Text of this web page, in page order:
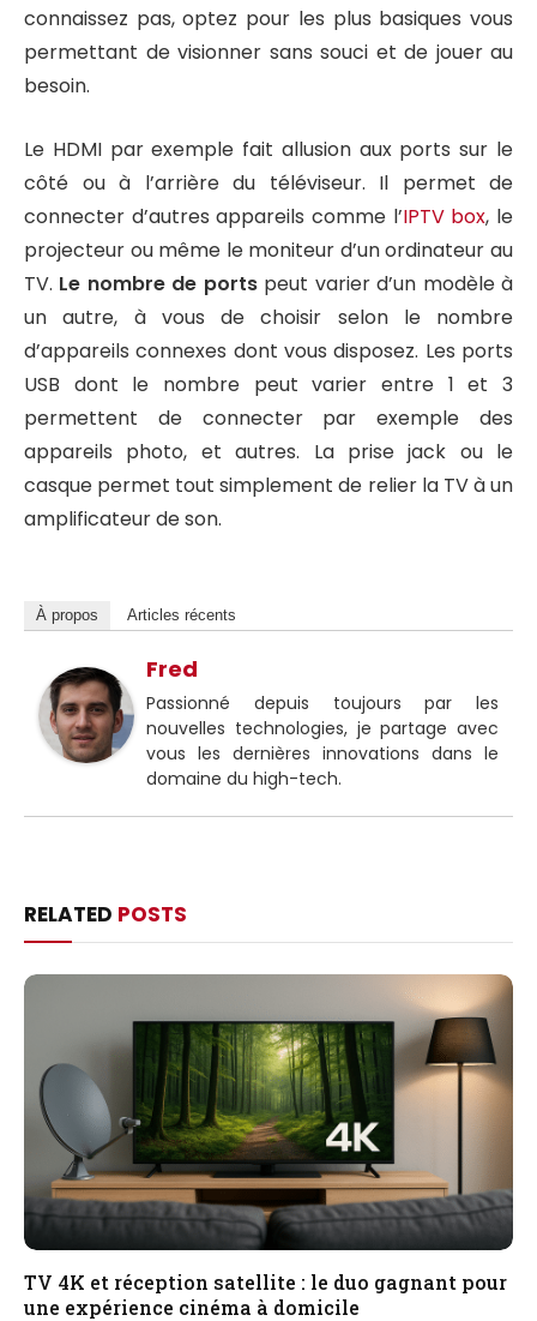
connaissez pas, optez pour les plus basiques vous
permettant de visionner sans souci et de jouer au
besoin.
Le HDMI par exemple fait allusion aux ports sur le
côté ou à l’arrière du téléviseur. Il permet de
connecter d’autres appareils comme l’IPTV box, le
projecteur ou même le moniteur d’un ordinateur au
TV. Le nombre de portspeut varier d’un modèle à
un autre, à vous de choisir selon le nombre
d’appareils connexes dont vous disposez. Les ports
USB dont le nombre peut varier entre 1 et 3
permettent de connecter par exemple des
appareils photo, et autres. La prise jack ou le
casque permet tout simplement de relier la TV à un
amplificateur de son.
À propos Articles récents
Fred
Passionné depuis toujours par les
nouvelles technologies, je partage avec
vous les dernières innovations dans le
domaine du high-tech.
RELATED POSTS
TV 4K et réception satellite : le duo gagnant pour
une expérience cinéma à domicile